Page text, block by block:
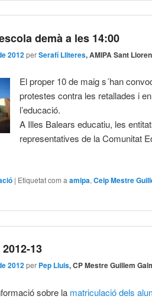
demà a les 14:00
2012 perSerafí Lliteres, AMIPA Sant
El proper 10 de maig s´han
protestes contra les retallades i
l’educació.
A Illes Balears educatiu, les
representatives de la Comunitat
| Etiquetat com a amipa,Ceip Mestre
13
2012 per Pep Lluis, CP Mestre Guillem
sobre la matriculació dels